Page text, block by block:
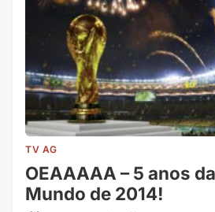
TV AG
OEAAAAA – 5 anos
Mundo de 2014!